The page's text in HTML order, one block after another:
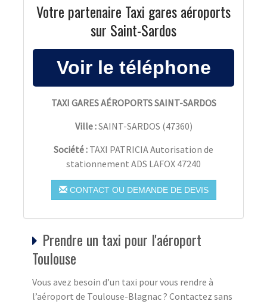
Votre partenaire Taxi gares aéroports
sur Saint-Sardos
TAXI GARES AÉROPORTS SAINT-SARDOS
Ville :SAINT-SARDOS (47360)
Société : TAXI PATRICIA Autorisation de
stationnement ADS LAFOX 47240
CONTACT OU DEMANDE DE DEVIS
Prendre un taxi pour l'aéroport
Toulouse
Vous avez besoin d’un taxi pour vous rendre à
l’aéroport de Toulouse-Blagnac ? Contactez sans